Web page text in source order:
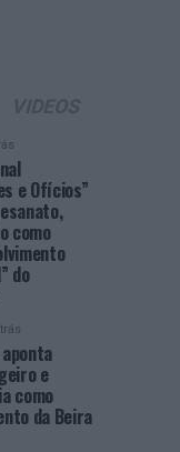
e Ofícios”
como
do
e
como
da Beira